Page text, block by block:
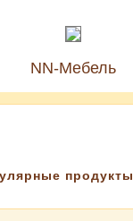
NN-Мебель
продукты